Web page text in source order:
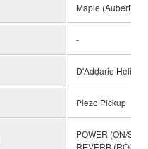
Maple (Aubert)
-
D'Addario
Piezo Pickup
POWER (ON/
REVERB